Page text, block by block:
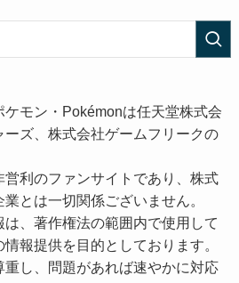
モン・Pokémonは任天堂株式会
ズ、株式会社ゲームフリークの
利のファンサイトであり、株式
とは一切関係ございません。
、著作権法の範囲内で使用して
報提供を目的としております。
し、問題があれば速やかに対応